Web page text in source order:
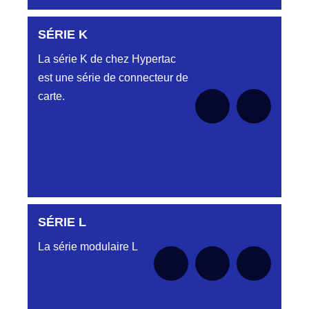
Aucune pièce disponible pour cette série pour
SÉRIE K
La série K de chez Hypertac
est une série de connecteur de
carte.
Aucune pièce disponible pour cette série pour
SÉRIE L
La série modulaire L